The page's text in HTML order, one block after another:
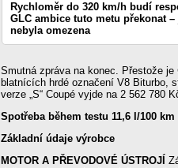
Rychloměr do 320 km/h budí
GLC ambice tuto metu překonat
nebyla omezena
Smutná zpráva na konec. Přestože
blatnících hrdé označení V8 Biturbo,
verze „S“ Coupé vyjde na 2 562 780
Spotřeba během testu 11,6 l/100 km
Základní údaje výrobce
MOTOR A PŘEVODOVÉ ÚSTROJÍ